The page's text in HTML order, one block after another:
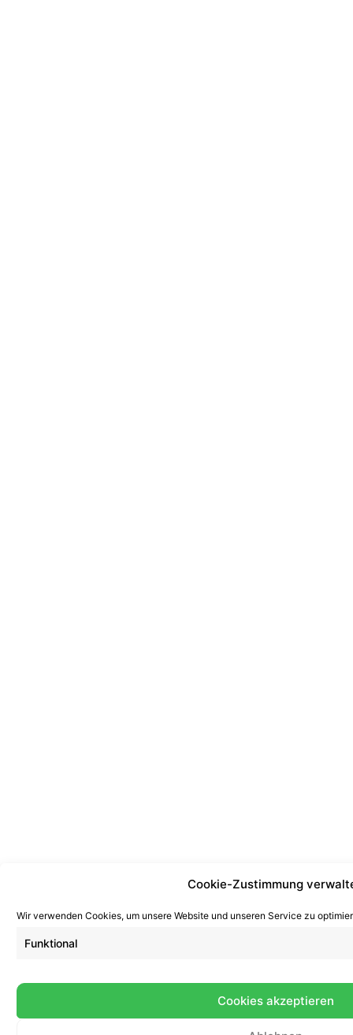
Cookie-Zustimmung
Wir verwenden Cookies, um unsere Website und unseren Service zu
Funktional
Cookies akzeptieren